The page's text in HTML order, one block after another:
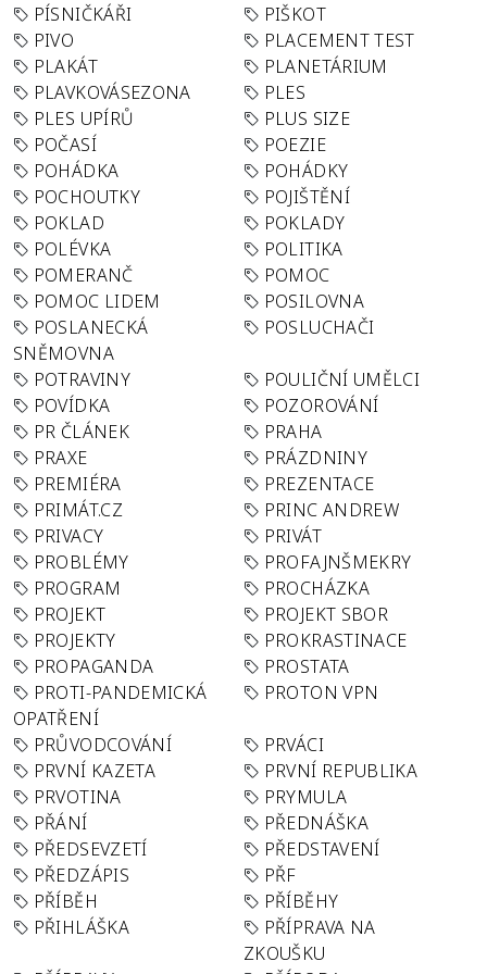
PÍSNIČKÁŘI
PIŠKOT
PIVO
PLACEMENT TEST
PLAKÁT
PLANETÁRIUM
PLAVKOVÁSEZONA
PLES
PLES UPÍRŮ
PLUS SIZE
POČASÍ
POEZIE
POHÁDKA
POHÁDKY
POCHOUTKY
POJIŠTĚNÍ
POKLAD
POKLADY
POLÉVKA
POLITIKA
POMERANČ
POMOC
POMOC LIDEM
POSILOVNA
POSLANECKÁ
SNĚMOVNA
POSLUCHAČI
POTRAVINY
POULIČNÍ UMĚLCI
POVÍDKA
POZOROVÁNÍ
PR ČLÁNEK
PRAHA
PRAXE
PRÁZDNINY
PREMIÉRA
PREZENTACE
PRIMÁT.CZ
PRINC ANDREW
PRIVACY
PRIVÁT
PROBLÉMY
PROFAJNŠMEKRY
PROGRAM
PROCHÁZKA
PROJEKT
PROJEKT SBOR
PROJEKTY
PROKRASTINACE
PROPAGANDA
PROSTATA
PROTI-PANDEMICKÁ
OPATŘENÍ
PROTON VPN
PRŮVODCOVÁNÍ
PRVÁCI
PRVNÍ KAZETA
PRVNÍ REPUBLIKA
PRVOTINA
PRYMULA
PŘÁNÍ
PŘEDNÁŠKA
PŘEDSEVZETÍ
PŘEDSTAVENÍ
PŘEDZÁPIS
PŘF
PŘÍBĚH
PŘÍBĚHY
PŘIHLÁŠKA
PŘÍPRAVA NA
ZKOUŠKU